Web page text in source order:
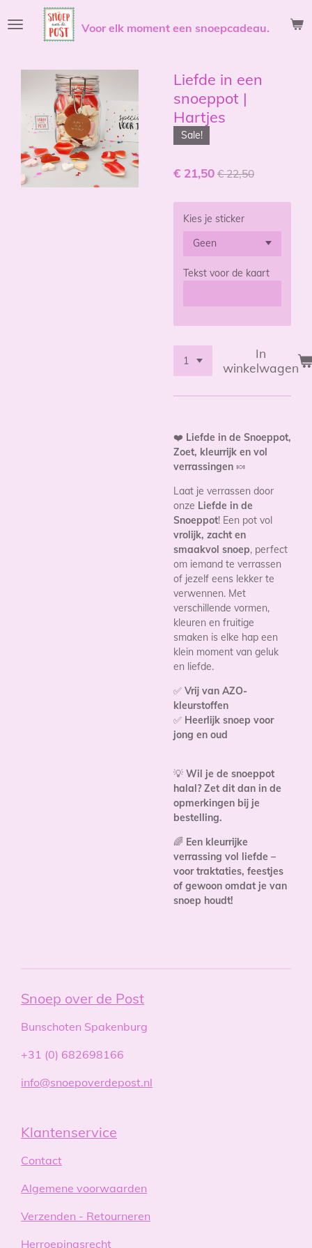
direct
hoofdinhoud
Voor elk moment een snoepcadeau.
Liefde in een
snoeppot |
Hartjes
Sale!
€ 21,50 € 22,50
Kies je sticker
Tekst voor de kaart
In
winkelwagen
❤️ Liefde in de Snoeppot,
Zoet, kleurrijk en vol
verrassingen 🍬
Laat je verrassen door
onze Liefde in de
Snoeppot! Een pot vol
vrolijk, zacht en
smaakvol snoep, perfect
om iemand te verrassen
of jezelf eens lekker te
verwennen. Met
verschillende vormen,
kleuren en fruitige
smaken is elke hap een
klein moment van geluk
en liefde.
✅ Vrij van AZO-
kleurstoffen
✅ Heerlijk snoep voor
jong en oud
💡 Wil je de snoeppot
halal? Zet dit dan in de
opmerkingen bij je
bestelling.
🌈 Een kleurrijke
verrassing vol liefde –
voor traktaties, feestjes
of gewoon omdat je van
snoep houdt!
Snoep over de Post
Bunschoten Spakenburg
+31 (0) 682698166
info@snoepoverdepost.nl
Klantenservice
Contact
Algemene voorwaarden
Verzenden - Retourneren
Herroepingsrecht